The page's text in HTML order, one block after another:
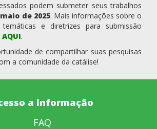
podem submeter seus trabalhos
de 2025. Mais informações sobre o
e diretrizes para submissão
AQUI.
de compartilhar suas pesquisas
a comunidade da catálise!
a Informação
FAQ